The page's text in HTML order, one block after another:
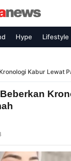
Hype Lifestyle
Kabur Lewat